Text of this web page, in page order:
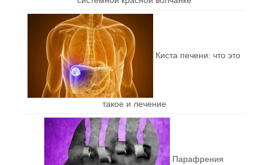
Киста печени: что это
такое и лечение
Парафрения